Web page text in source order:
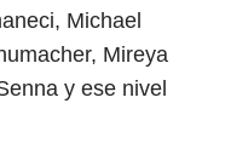
Michael
Mireya
y ese nivel